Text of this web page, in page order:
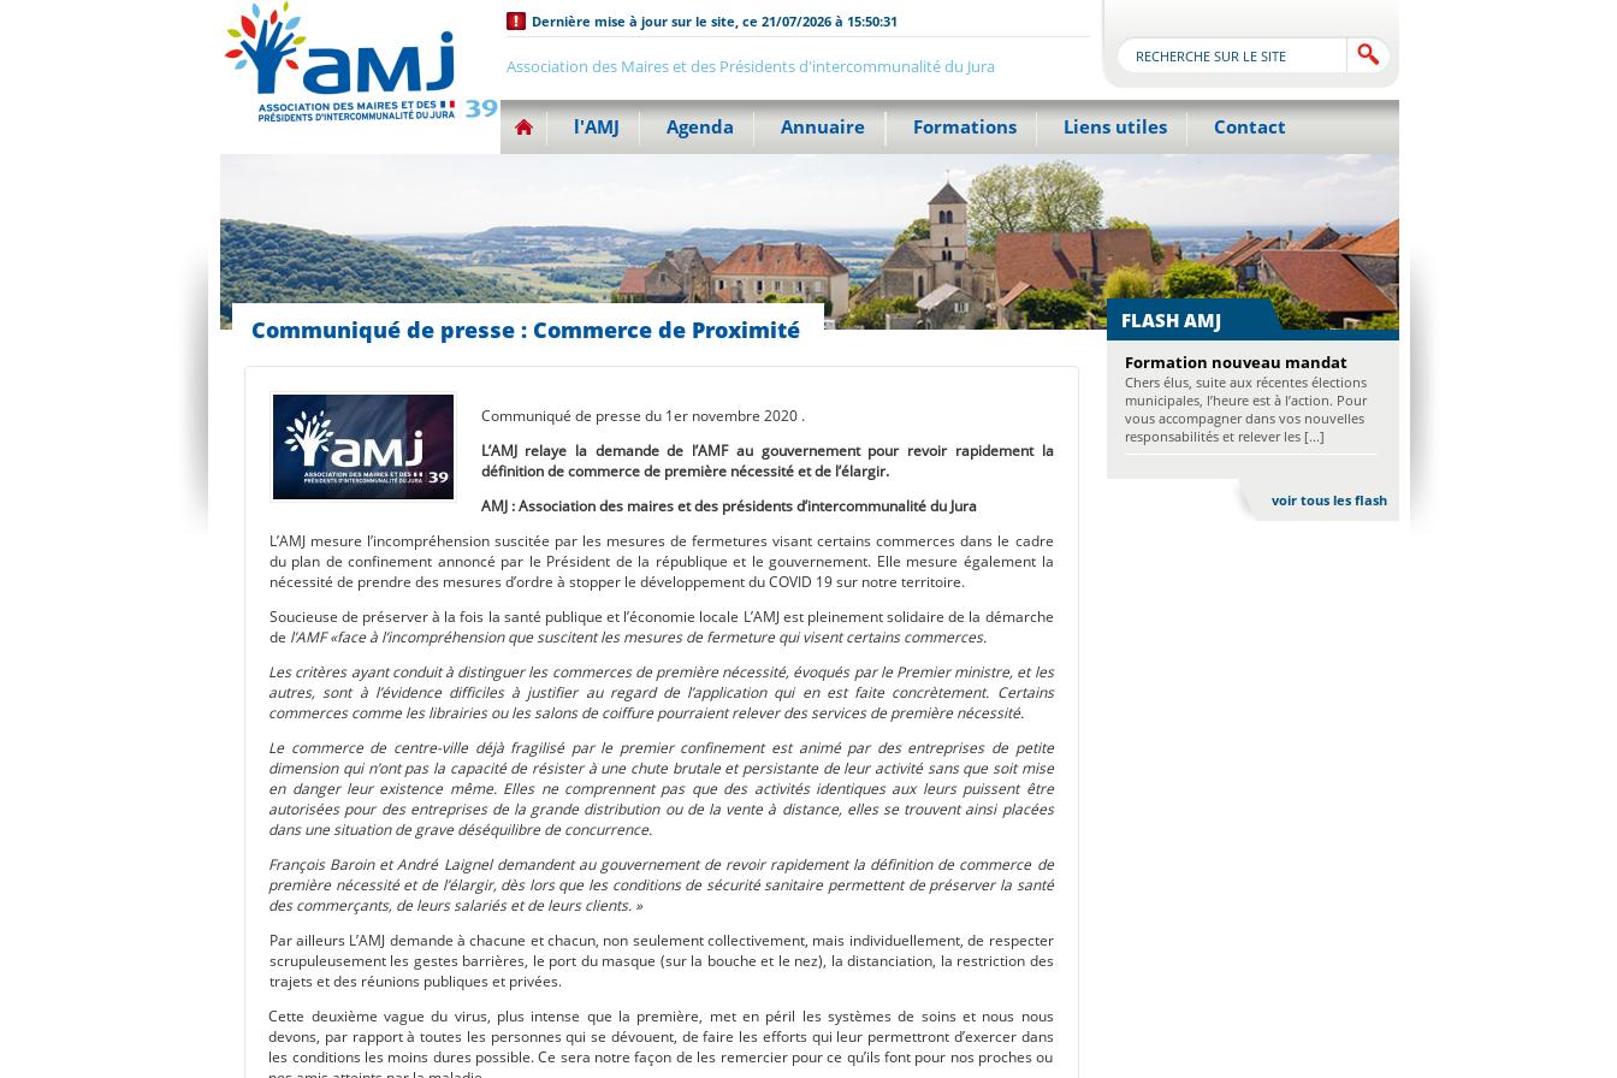
Dernière mise à jour sur le site, ce 21/07/2026 à 15:50:31
Association des Maires et des Présidents d'intercommunalité du Jura
l'AMJ Agenda Annuaire Formations Liens utiles Contact
Communiqué de presse : Commerce de Proximité
Communiqué de presse du 1er novembre 2020 .
L’AMJ relaye la demande de l’AMF au gouvernement pour revoir rapidement la
définition de commerce de première nécessité et de l’élargir.
AMJ : Association des maires et des présidents d’intercommunalité du Jura
L’AMJ mesure l’incompréhension suscitée par les mesures de fermetures visant certains commerces dans le cadre
du plan de confinement annoncé par le Président de la république et le gouvernement. Elle mesure également la
nécessité de prendre des mesures d’ordre à stopper le développement du COVID 19 sur notre territoire.
Soucieuse de préserver à la fois la santé publique et l’économie locale L’AMJ est pleinement solidaire de la démarche
de l’AMF «face à l’incompréhension que suscitent les mesures de fermeture qui visent certains commerces.
Les critères ayant conduit à distinguer les commerces de première nécessité, évoqués par le Premier ministre, et les
autres, sont à l’évidence difficiles à justifier au regard de l’application qui en est faite concrètement. Certains
commerces comme les librairies ou les salons de coiffure pourraient relever des services de première nécessité.
Le commerce de centre-ville déjà fragilisé par le premier confinement est animé par des entreprises de petite
dimension qui n’ont pas la capacité de résister à une chute brutale et persistante de leur activité sans que soit mise
en danger leur existence même. Elles ne comprennent pas que des activités identiques aux leurs puissent être
autorisées pour des entreprises de la grande distribution ou de la vente à distance, elles se trouvent ainsi placées
dans une situation de grave déséquilibre de concurrence.
François Baroin et André Laignel demandent au gouvernement de revoir rapidement la définition de commerce de
première nécessité et de l’élargir, dès lors que les conditions de sécurité sanitaire permettent de préserver la santé
des commerçants, de leurs salariés et de leurs clients. »
Par ailleurs L’AMJ demande à chacune et chacun, non seulement collectivement, mais individuellement, de respecter
scrupuleusement les gestes barrières, le port du masque (sur la bouche et le nez), la distanciation, la restriction des
trajets et des réunions publiques et privées.
Cette deuxième vague du virus, plus intense que la première, met en péril les systèmes de soins et nous nous
devons, par rapport à toutes les personnes qui se dévouent, de faire les efforts qui leur permettront d’exercer dans
les conditions les moins dures possible. Ce sera notre façon de les remercier pour ce qu’ils font pour nos proches ou
FLASH AMJ
Formation nouveau mandat
Chers élus, suite aux récentes élections
municipales, l’heure est à l’action. Pour
vous accompagner dans vos nouvelles
responsabilités et relever les [...]
voir tous les flash